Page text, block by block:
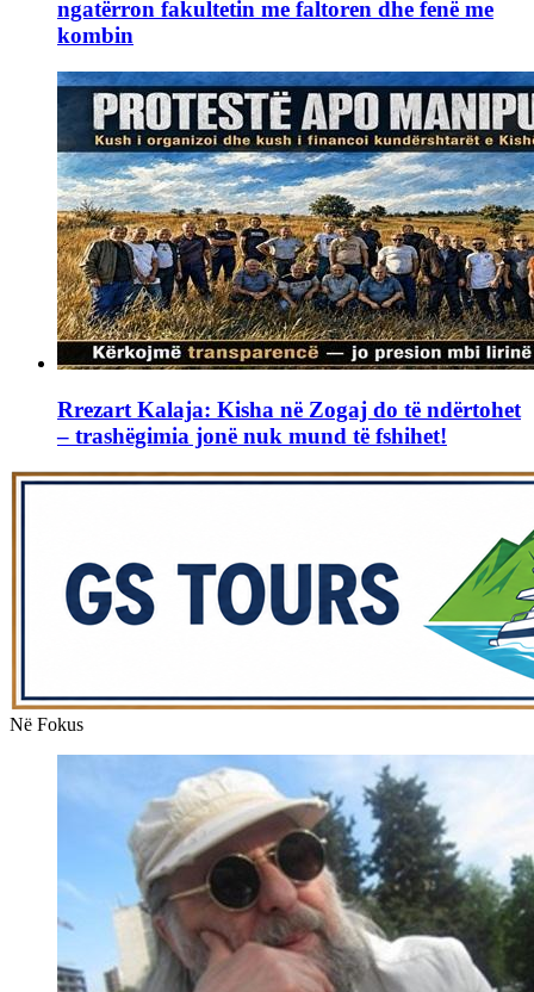
ngatërron fakultetin me faltoren dhe fenë me
kombin
Rrezart Kalaja: Kisha në Zogaj do të ndërtohet
– trashëgimia jonë nuk mund të fshihet!
Në Fokus